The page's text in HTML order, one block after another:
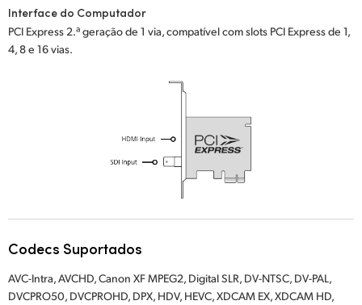
Chinese Taipei
United Kingdom
Interface do Computador
PCI Express 2.ª geração de 1 via, compatível com slots PCI Express de 1,
4, 8 e 16 vias.
Codecs Suportados
AVC-Intra, AVCHD, Canon XF MPEG2, Digital SLR, DV-NTSC, DV-PAL,
DVCPRO50, DVCPROHD, DPX, HDV, HEVC, XDCAM EX, XDCAM HD,